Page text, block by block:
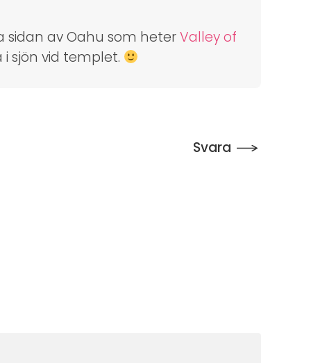
sidan av Oahu som heterValley of
sjön vid templet.
Svara